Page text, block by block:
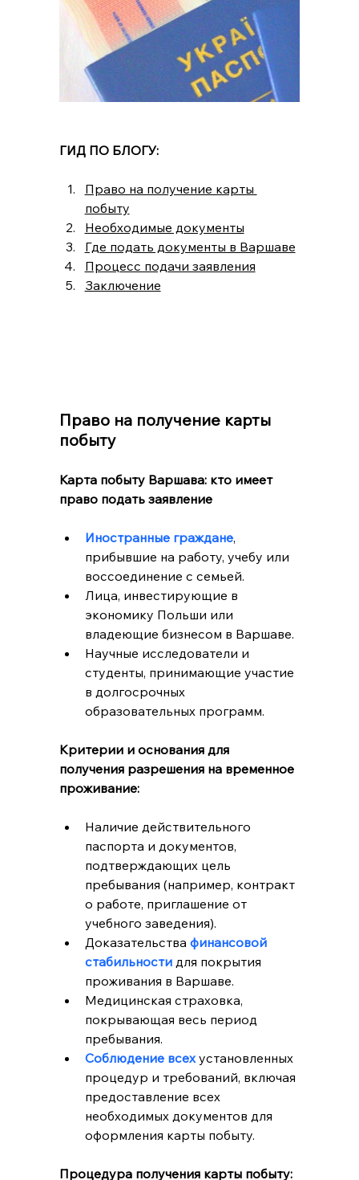
ГИД ПО БЛОГУ:
Право на получение карты
побыту
Необходимые документы
Где подать документы в Варшаве
Процесс подачи заявления
Заключение
Право на получение карты
побыту
Карта побыту Варшава: кто имеет
право подать заявление
Иностранные граждане,
прибывшие на работу, учебу или
воссоединение с семьей.
Лица, инвестирующие в
экономику Польши или
владеющие бизнесом в Варшаве.
Научные исследователи и
студенты, принимающие участие
в долгосрочных
образовательных программ.
Критерии и основания для
получения разрешения на временное
проживание:
Наличие действительного
паспорта и документов,
подтверждающих цель
пребывания (например, контракт
о работе, приглашение от
учебного заведения).
Доказательства финансовой
стабильности для покрытия
проживания в Варшаве.
Медицинская страховка,
покрывающая весь период
пребывания.
Соблюдение всех установленных
процедур и требований, включая
предоставление всех
необходимых документов для
оформления карты побыту.
Процедура получения карты побыту: